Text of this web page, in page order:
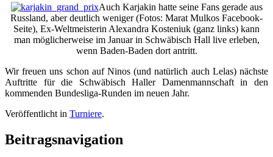
Auch Karjakin hatte seine Fans gerade aus
Russland, aber deutlich weniger (Fotos: Marat Mulkos Facebook-
Seite), Ex-Weltmeisterin Alexandra Kosteniuk (ganz links) kann
man möglicherweise im Januar in Schwäbisch Hall live erleben,
wenn Baden-Baden dort antritt.
Wir freuen uns schon auf Ninos (und natürlich auch Lelas) nächste
Auftritte für die Schwäbisch Haller Damenmannschaft in den
kommenden Bundesliga-Runden im neuen Jahr.
Veröffentlicht in Turniere.
Beitragsnavigation